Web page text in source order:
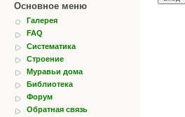
Основное меню
Галерея
FAQ
Систематика
Строение
Муравьи дома
Библиотека
Форум
Обратная связь